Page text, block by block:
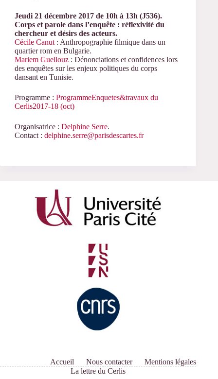
Jeudi 21 décembre 2017 de 10h à 13h (J536).
Corps et parole dans l’enquête : réflexivité du
chercheur et désirs des acteurs.
Cécile Canut : Anthropographie filmique dans un
quartier rom en Bulgarie.
Mariem Guellouz : Dénonciations et confidences lors
des enquêtes sur les enjeux politiques du corps
dansant en Tunisie.
Programme : ProgrammeEnquetes&travaux du
Cerlis2017-18 (oct)
Organisatrice : Delphine Serre.
Contact : delphine.serre@parisdescartes.fr
Accueil Nous contacter
Mentions légales
La lettre du Cerlis